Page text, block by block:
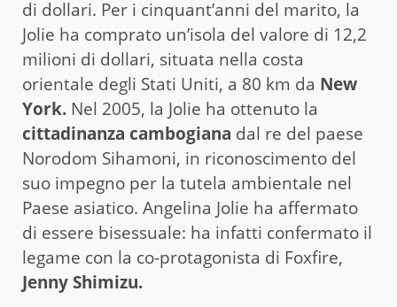
di dollari. Per i cinquant’anni del marito, la
Jolie ha comprato un’isola del valore di 12,2
milioni di dollari, situata nella costa
orientale degli Stati Uniti, a 80 km da New
York. Nel 2005, la Jolie ha ottenuto la
cittadinanza cambogiana dal re del paese
Norodom Sihamoni, in riconoscimento del
suo impegno per la tutela ambientale nel
Paese asiatico. Angelina Jolie ha affermato
di essere bisessuale: ha infatti confermato il
legame con la co-protagonista di Foxfire,
Jenny Shimizu.